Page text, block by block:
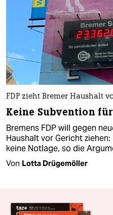
FDP zieht Bremer Haushalt
Keine Subvention
Bremens FDP will gegen
Haushalt vor Gericht
keine Notlage, so die
Von Lotta Drügemöller